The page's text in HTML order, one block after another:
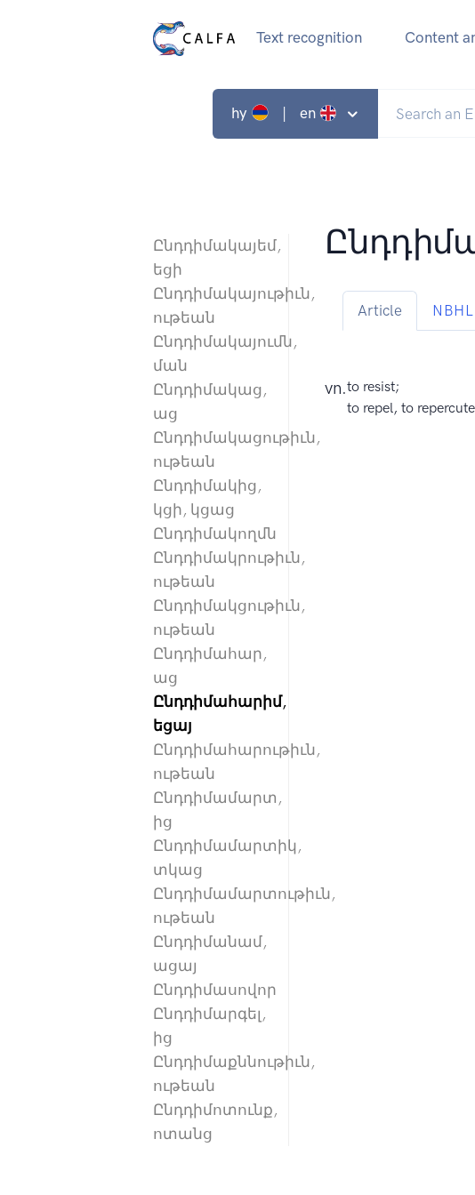
Text recognition Content
hy | en
Ընդդիմակայեմ,
եցի
Ընդդիմակայութիւն,
ութեան
Ընդդիմակայումն,
ման
Ընդդիմակաց,
աց
Ընդդիմակացութիւն,
ութեան
Ընդդիմակից,
կցի, կցաց
Ընդդիմակողմն
Ընդդիմակրութիւն,
ութեան
Ընդդիմակցութիւն,
ութեան
Ընդդիմահար,
աց
Ընդդիմահարիմ,
եցայ
Ընդդիմահարութիւն,
ութեան
Ընդդիմամարտ,
ից
Ընդդիմամարտիկ,
տկաց
Ընդդիմամարտութիւն,
ութեան
Ընդդիմանամ,
ացայ
Ընդդիմասովոր
Ընդդիմարգել,
ից
Ընդդիմաքննութիւն,
ութեան
Ընդդիմոտունք,
ոտանց
Article NBHL
vn.to resist;
to repel, to